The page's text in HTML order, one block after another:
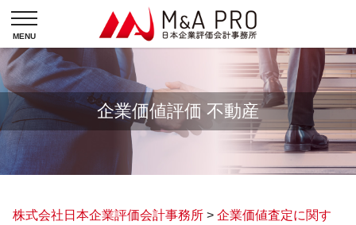
企業価値評価 不動産
株式会社日本企業評価会計事務所 > 企業価値査定に関す